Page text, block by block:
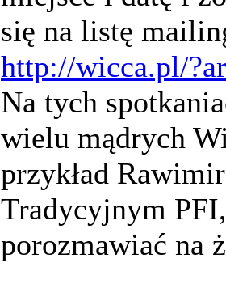
się na listę
http://wicca.pl/
Na tych
wielu mądrych
przykład
Tradycyjnym
porozmawiać na